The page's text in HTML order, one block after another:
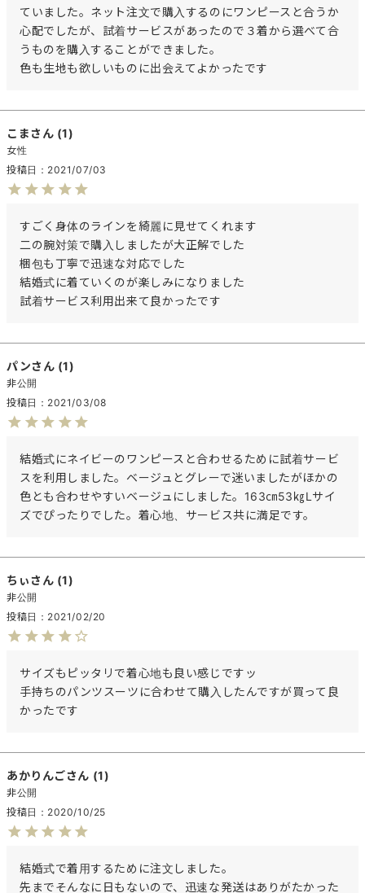
ていました。ネット注文で購入するのにワンピースと合うか
心配でしたが、試着サービスがあったので３着から選べて合
うものを購入することができました。
色も生地も欲しいものに出会えてよかったです
こま 1
女性
投稿日
2021/07/03
すごく身体のラインを綺麗に見せてくれます
二の腕対策で購入しましたが大正解でした
梱包も丁寧で迅速な対応でした
結婚式に着ていくのが楽しみになりました
試着サービス利用出来て良かったです
パン 1
非公開
投稿日
2021/03/08
結婚式にネイビーのワンピースと合わせるために試着サービ
スを利用しました。ベージュとグレーで迷いましたがほかの
色とも合わせやすいベージュにしました。163㎝53㎏Lサイ
ズでぴったりでした。着心地、サービス共に満足です。
ちぃ 1
非公開
投稿日
2021/02/20
サイズもピッタリで着心地も良い感じですッ
手持ちのパンツスーツに合わせて購入したんですが買って良
かったです
あかりんご 1
非公開
投稿日
2020/10/25
結婚式で着用するために注文しました。
先までそんなに日もないので、迅速な発送はありがたかった